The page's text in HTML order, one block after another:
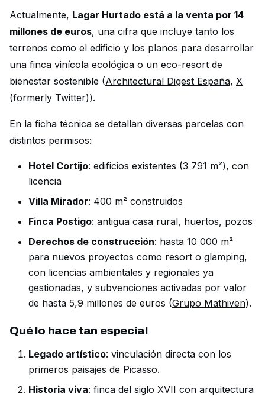
Actualmente, Lagar Hurtado está a la venta por 14
millones de euros, una cifra que incluye tanto los
terrenos como el edificio y los planos para desarrollar
una finca vinícola ecológica o un eco-resort de
bienestar sostenible (Architectural Digest España, X
(formerly Twitter)).
En la ficha técnica se detallan diversas parcelas con
distintos permisos:
Hotel Cortijo: edificios existentes (3 791 m²), con
licencia
Villa Mirador: 400 m² construidos
Finca Postigo: antigua casa rural, huertos, pozos
Derechos de construcción: hasta 10 000 m²
para nuevos proyectos como resort o glamping,
con licencias ambientales y regionales ya
gestionadas, y subvenciones activadas por valor
de hasta 5,9 millones de euros (Grupo Mathiven).
Qué lo hace tan especial
Legado artístico: vinculación directa con los
primeros paisajes de Picasso.
Historia viva: finca del siglo XVII con arquitectura